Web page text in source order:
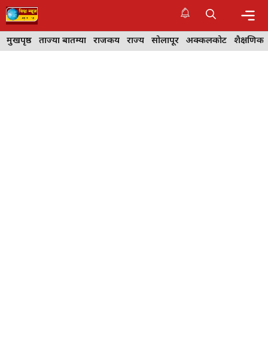
Skip
to
content
मुखपृष्ठ ताज्या बातम्या राजकीय राज्य सोलापूर अक्कलकोट शैक्षणिक